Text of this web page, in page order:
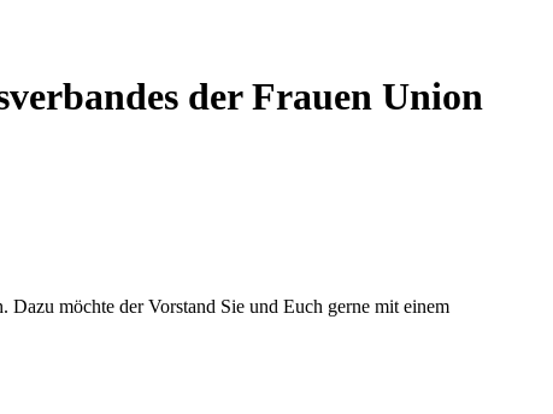
der Frauen Union
möchte der Vorstand Sie und Euch gerne mit einem